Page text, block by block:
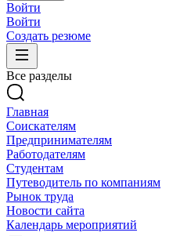
Войти
Войти
Создать резюме
Все разделы
Главная
Соискателям
Предпринимателям
Работодателям
Студентам
Путеводитель по компаниям
Рынок труда
Новости сайта
Календарь мероприятий